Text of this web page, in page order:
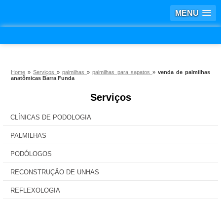
MENU
Home »Serviços»palmilhas»palmilhas para sapatos » venda de palmilhas
anatômicas Barra Funda
Serviços
CLÍNICAS DE PODOLOGIA
PALMILHAS
PODÓLOGOS
RECONSTRUÇÃO DE UNHAS
REFLEXOLOGIA